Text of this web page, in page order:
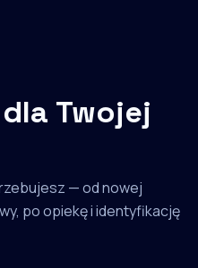
Twojej
— od nowej
po opiekę i identyfikację